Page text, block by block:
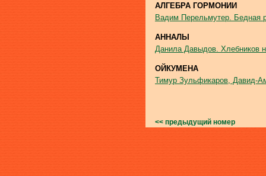
АЛГЕБРА ГОРМОНИИ
Вадим Перельмутер. Бедная
АННАЛЫ
Данила Давыдов. Хлебников
ОЙКУМЕНА
Тимур Зульфикаров, Давид-
<< предыдущий номер